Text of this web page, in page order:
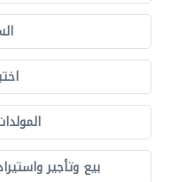
بيع وتأجير